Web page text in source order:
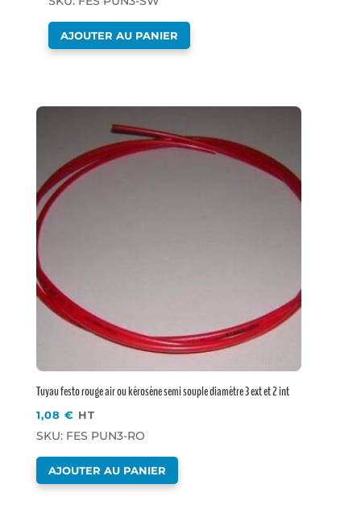
AJOUTER AU PANIER
Tuyau festo rouge air ou kérosène semi souple diamètre 3 ext et 2 int
1,08€ HT
SKU: FES PUN3-RO
AJOUTER AU PANIER